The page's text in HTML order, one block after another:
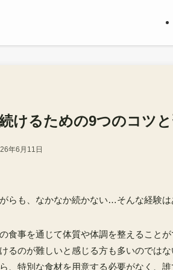
けるための9つのコツ
年6月11日
らも、なかなか続かない…そんな経験は
食事を通じて体質や体調を整えること
るのが難しいと感じる方も多いのでは
、特別な食材を用意する必要がなく、誰